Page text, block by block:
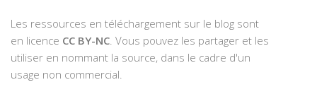
Les ressources en téléchargement sur le blog sont
en licence CC BY-NC . Vous pouvez les partager et les
utiliser en nommant la source, dans le cadre d'un
usage non commercial.